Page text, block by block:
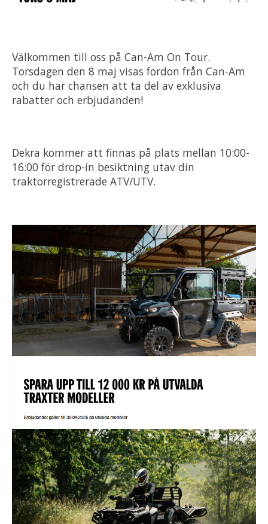
Välkommen till oss på Can-Am On Tour.
Torsdagen den 8 maj visas fordon från Can-Am
och du har chansen att ta del av exklusiva
rabatter och erbjudanden!
Dekra kommer att finnas på plats mellan 10:00-
16:00 för drop-in besiktning utav din
traktorregistrerade ATV/UTV.